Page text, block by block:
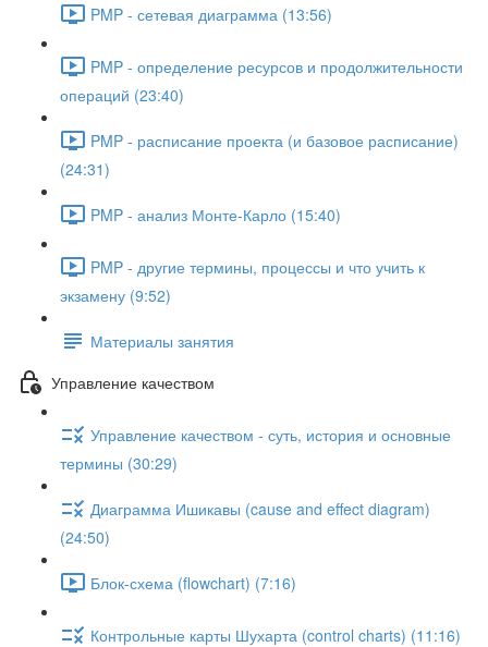
PMP - сетевая диаграмма (13:56)
PMP - определение ресурсов и продолжительности
операций (23:40)
PMP - расписание проекта (и базовое расписание)
(24:31)
PMP - анализ Монте-Карло (15:40)
PMP - другие термины, процессы и что учить к
экзамену (9:52)
Материалы занятия
Управление качеством
Управление качеством - суть, история и основные
термины (30:29)
Диаграмма Ишикавы (cause and effect diagram)
(24:50)
Блок-схема (flowchart) (7:16)
Контрольные карты Шухарта (control charts) (11:16)